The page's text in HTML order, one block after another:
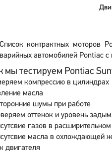
Список контрактных моторов
автомобилей Pontiac
мы тестируем Pontiac
компрессию в цилиндрах
масла
шумы при работе
оттенок и уровень
газов в
масла в охлождающей
двигателя